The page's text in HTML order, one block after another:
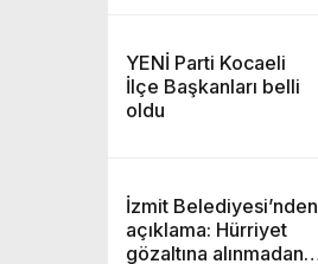
YENİ Parti Kocaeli
İlçe Başkanları belli
oldu
İzmit Belediyesi’nden
açıklama: Hürriyet
gözaltına alınmadan